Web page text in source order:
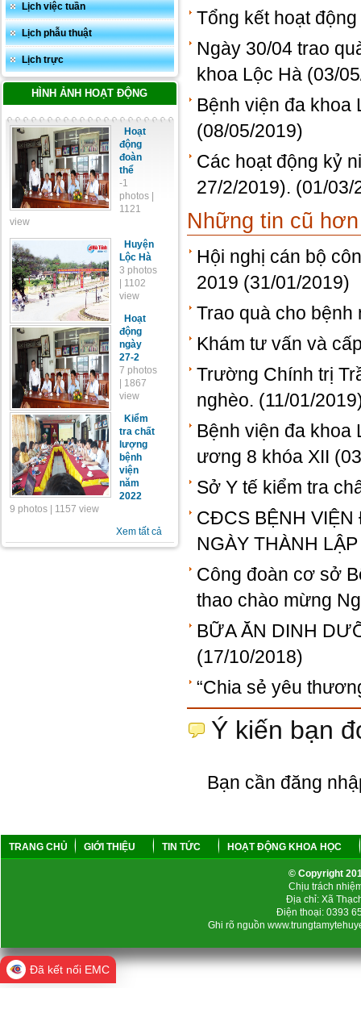
Lịch việc tuần
Lịch phẫu thuật
Lịch trực
HÌNH ẢNH HOẠT ĐỘNG
Hoạt
động
đoàn
thể
-1
photos |
1121
view
Huyện
Lộc Hà
3 photos
| 1102
view
Hoạt
động
ngày
27-2
7 photos
| 1867
view
Kiểm
tra chất
lượng
bệnh
viện
năm
2022
9 photos | 1157 view
Xem tất cả
Tổng kết hoạt
Ngày 30/04 trao
khoa Lộc Hà (03/
Bệnh viện đa khoa
(08/05/2019)
Các hoạt động kỷ
27/2/2019). (01/03/
Những tin cũ hơn
Hội nghị cán bộ
2019 (31/01/2019)
Trao quà cho bệnh
Khám tư vấn và
Trường Chính trị
nghèo. (11/01/
Bệnh viện đa khoa
ương 8 khóa XII
Sở Y tế kiểm tra
CĐCS BỆNH VIỆN
NGÀY THÀNH
Công đoàn cơ sở
thao chào mừng
BỮA ĂN DINH
(17/10/2018)
“Chia sẻ yêu
Ý kiến bạn
Bạn cần đăng
TRANG CHỦ GIỚI THIỆU TIN TỨC HOẠT ĐỘNG KHOA HỌC
© Copyright
Chịu trách
Địa chỉ: Xã
Điện thoại: 0393
Ghi rõ nguồn
Đã kết nối EMC